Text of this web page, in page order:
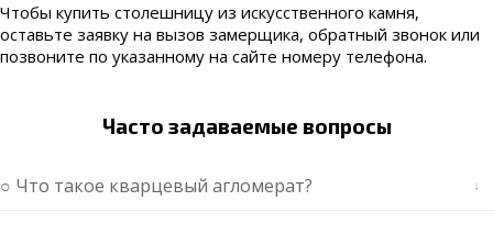
Чтобы купить столешницу из искусственного камня,
оставьте заявку на вызов замерщика, обратный звонок или
позвоните по указанному на сайте номеру телефона.
Часто задаваемые вопросы
○ Что такое кварцевый агломерат?